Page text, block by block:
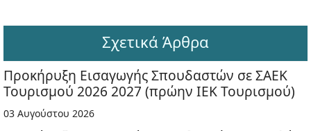
Σχετικά Άρθρα
Προκήρυξη Εισαγωγής Σπουδαστών σε ΣΑΕΚ
Τουρισμού 2026 2027 (πρώην ΙΕΚ Τουρισμού)
03 Αυγούστου 2026